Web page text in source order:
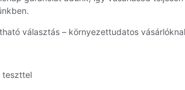
választás – környezettudatos
teszttel